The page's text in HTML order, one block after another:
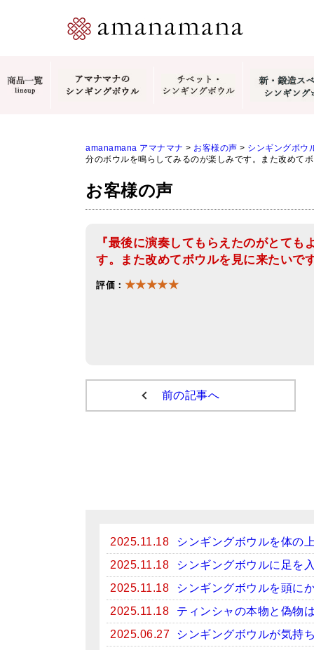
amanamana アマナマナ > お客様の声 > シンギングボウ
分のボウルを鳴らしてみるのが楽しみです。また改めて
お客様の声
『最後に演奏してもらえたのがとて
す。また改めてボウルを見に来たいで
評価： ★★★★★
前の記事へ
2025.11.18
シンギングボウルを体の
2025.11.18
シンギングボウルに足を
2025.11.18
シンギングボウルを頭に
2025.11.18
ティンシャの本物と偽物
2025.06.27
シンギングボウルが気持